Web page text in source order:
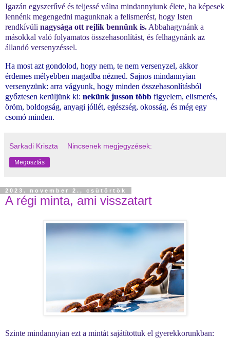
Igazán egyszerűvé és teljessé válna mindannyiunk élete, ha képesek
lennénk megengedni magunknak a felismerést, hogy Isten
rendkívüli nagysága ott rejlik bennünk is. Abbahagynánk a
másokkal való folyamatos összehasonlítást, és felhagynánk az
állandó versenyzéssel.
Ha most azt gondolod, hogy nem, te nem versenyzel, akkor
érdemes mélyebben magadba nézned. Sajnos mindannyian
versenyzünk: arra vágyunk, hogy minden összehasonlításból
győztesen kerüljünk ki: nekünk jusson több figyelem, elismerés,
öröm, boldogság, anyagi jóllét, egészség, okosság, és még egy
csomó minden.
Sarkadi Kriszta Nincsenek megjegyzések:
Megosztás
2023. november 2., csütörtök
A régi minta, ami visszatart
Szinte mindannyian ezt a mintát sajátítottuk el gyerekkorunkban: